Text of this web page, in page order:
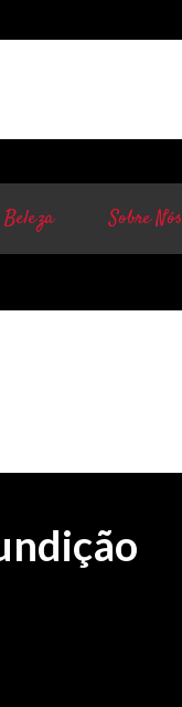
Sobre Nós